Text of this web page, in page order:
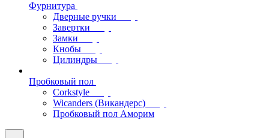
Фурнитура
Дверные ручки
Завертки
Замки
Кнобы
Цилиндры
Пробковый пол
Corkstyle
Wicanders (Викандерс)
Пробковый пол Аморим